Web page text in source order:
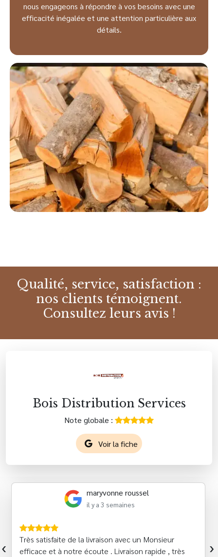
nous engageons à répondre à vos besoins avec une
efficacité inégalée et une attention particulière aux
détails.
Qualité, service, satisfaction :
nos clients témoignent.
Consultez leurs avis !
Bois Distribution Services
Note globale :
Voir la fiche
maryvonne roussel
il y a 3 semaines
Très satisfaite de la livraison avec un Monsieur
efficace et à notre écoute . Livraison rapide , très
‹ ›